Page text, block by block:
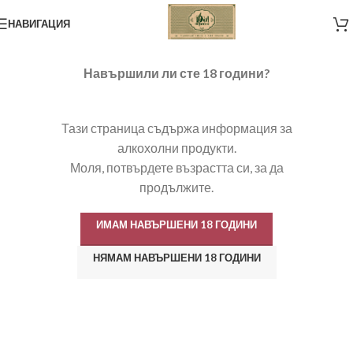
Навършили ли сте 18 години?
Тази страница съдържа информация за
алкохолни продукти.
Моля, потвърдете възрастта си, за да
продължите.
ИМАМ НАВЪРШЕНИ 18 ГОДИНИ
НЯМАМ НАВЪРШЕНИ 18 ГОДИНИ
НАВИГАЦИЯ
Да! Органик
и живо.
От собствени лозя, отгледани само с
природни средства..и любов.